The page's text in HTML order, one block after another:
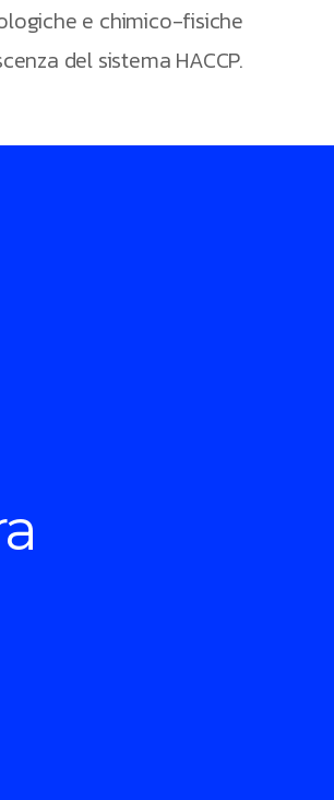
e chimico-fisiche
del sistema HACCP.